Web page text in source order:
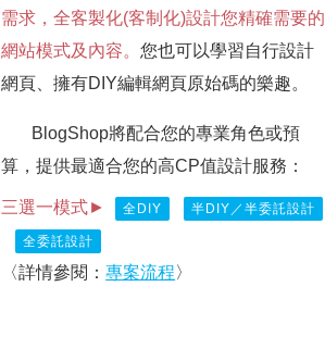
需求，全客製化(客制化)設計您精確需要的
網站模式及內容。您也可以學習自行設計
網頁、擁有DIY編輯網頁原始碼的樂趣。
BlogShop將配合您的專業角色或預
算，提供最適合您的高CP值設計服務：
三選一模式► 全DIY 半DIY／半委託設計
全委託設計
〈詳情參閱：專案流程〉